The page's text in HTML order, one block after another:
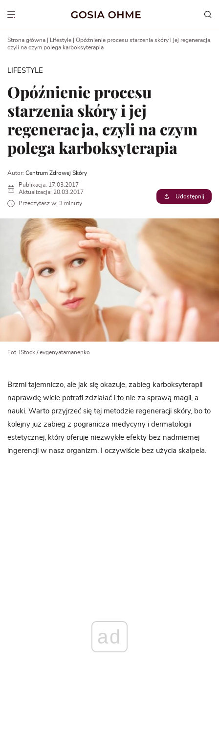
Show menu
Strona główna Lifestyle
Opóźnienie procesu starzenia skóry i jej regeneracja,
czyli na czym polega karboksyterapia
LIFESTYLE
Opóźnienie procesu
starzenia skóry i jej
regeneracja, czyli na czym
polega karboksyterapia
Autor: Centrum Zdrowej Skóry
Publikacja: 17.03.2017
Aktualizacja: 20.03.2017
Przeczytasz w: 3 minuty
Udostępnij
Fot. iStock / evgenyatamanenko
Brzmi tajemniczo, ale jak się okazuje, zabieg karboksyterapii
naprawdę wiele potrafi zdziałać i to nie za sprawą magii, a
nauki. Warto przyjrzeć się tej metodzie regeneracji skóry, bo to
kolejny już zabieg z pogranicza medycyny i dermatologii
estetycznej, który oferuje niezwykłe efekty bez nadmiernej
ingerencji w nasz organizm. I oczywiście bez użycia skalpela.
ad